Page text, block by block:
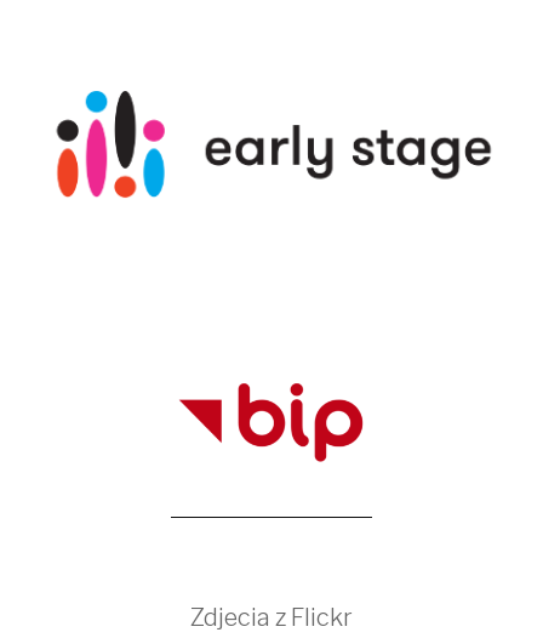
Zdjecia z Flickr